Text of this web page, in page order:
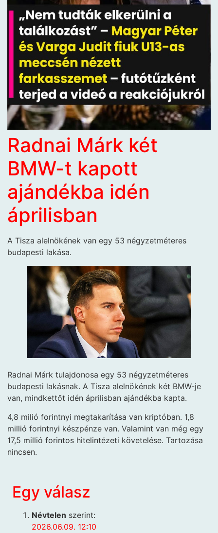
Radnai Márk két
BMW-t kapott
ajándékba idén
áprilisban
A Tisza alelnökének van egy 53 négyzetméteres
budapesti lakása.
Radnai Márk tulajdonosa egy 53 négyzetméteres
budapesti lakásnak. A Tisza alelnökének két BMW-je
van, mindkettőt idén áprilisban ajándékba kapta.
4,8 milió forintnyi megtakarítása van kriptóban. 1,8
millió forintnyi készpénze van. Valamint van még egy
17,5 millió forintos hitelintézeti követelése. Tartozása
nincsen.
Egy válasz
Névtelen szerint:
2026.06.09. 12:10